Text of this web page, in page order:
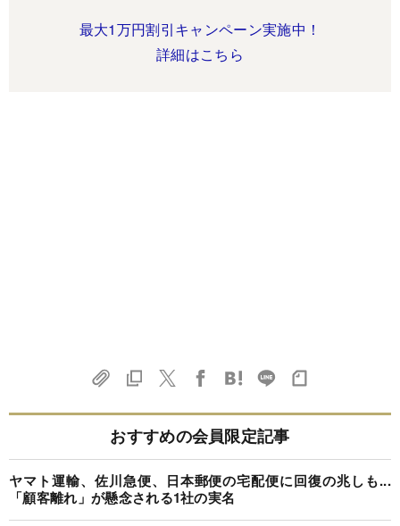
最大1万円割引キャンペーン実施中！
詳細はこちら
おすすめの会員限定記事
ヤマト運輸、佐川急便、日本郵便の宅配便に回復の兆しも...
「顧客離れ」が懸念される1社の実名